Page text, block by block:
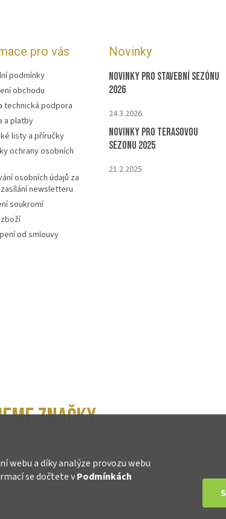
webu a díky analýze provozu webu
se dočtete vPodmínkách
pro vás
podmínky
obchodu
technická podpora
a platby
listy a příručky
ochrany osobních
osobních údajů za
newsletteru
soukromí
od smlouvy
Novinky
Novinky pro stavební sezónu
2026
24.3.2026
Novinky pro terasovou
sezonu 2025
21.2.2025
ZNAČKY